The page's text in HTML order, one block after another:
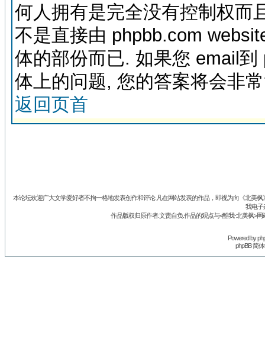
何人拥有是完全没有控制权而
不是直接由 phpbb.com
体的部份而已. 如果您 email
体上的问题, 您的答案将会非
返回页首
本论坛欢迎广大文学爱好者不拘一格地发表创作和评论.凡在网站发表的作品，即视为向《北美
我电子
作品版权归原作者.文责自负.作品的观点与<酷我-北美枫>
Powered by
phpBB 简